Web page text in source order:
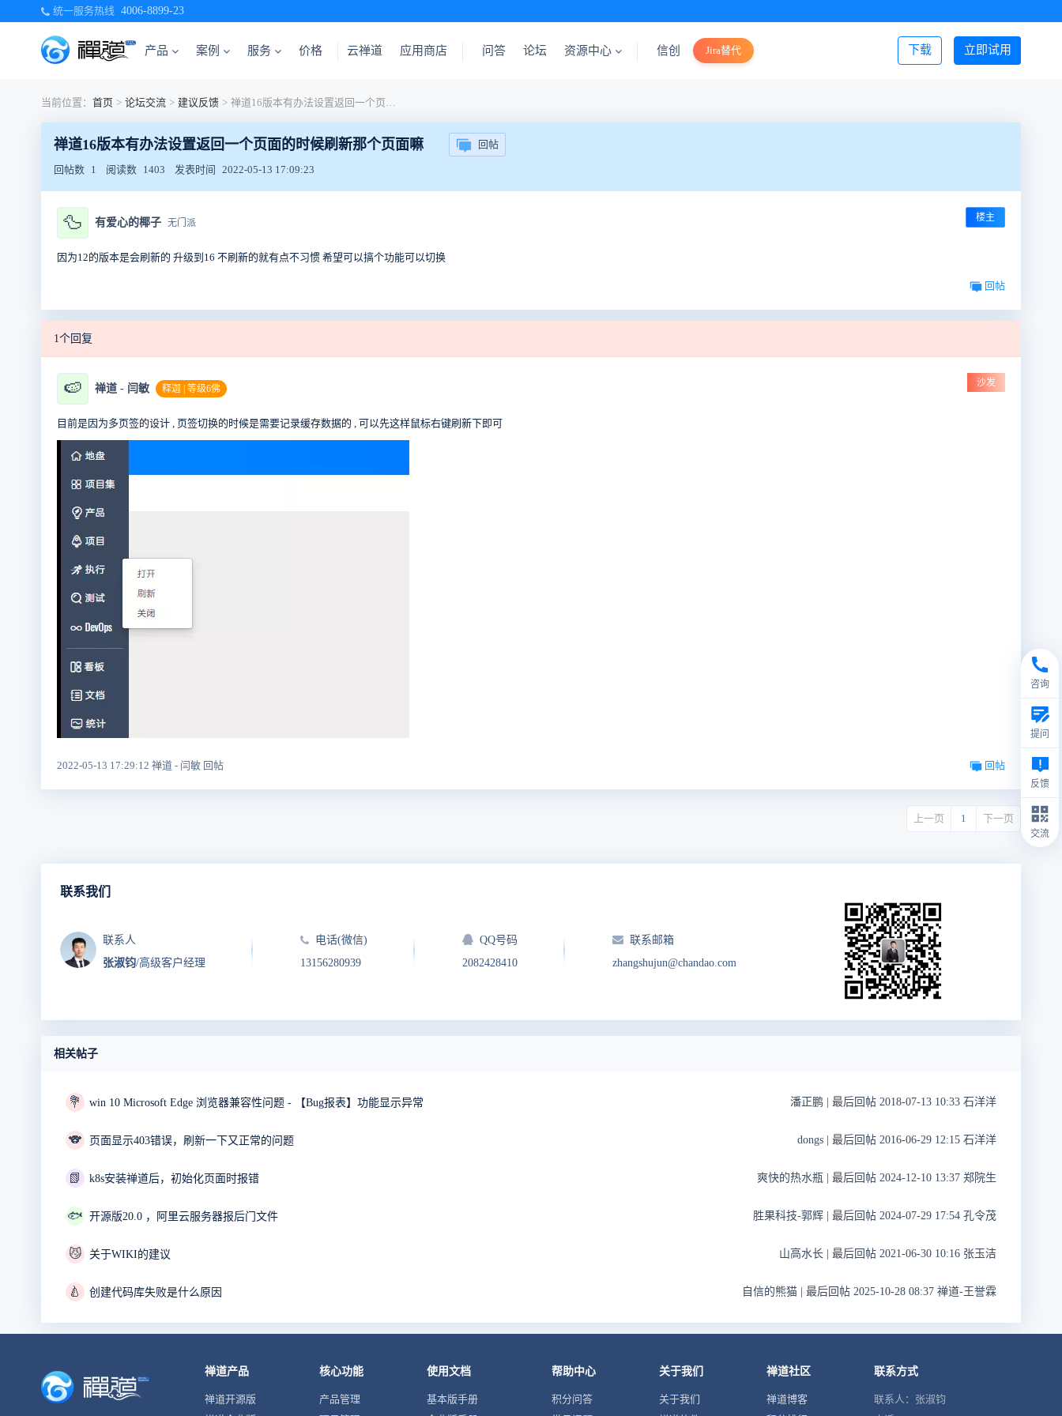
统一服务热线 4006-8899-23
产品 案例 服务 价格 立即试用
下载
云禅道 应用商店 问答 论坛 资源中心 信创 Jira替代 登录/注册
当前位置： 首页 > 论坛交流 > 建议反馈 > 禅道16版本有办法设置返回一个页面的时候刷新那个页面嘛
禅道16版本有办法设置返回一个页面的时候刷新那个页面嘛 回帖
回帖数 1 阅读数 1403 发表时间 2022-05-13 17:09:23
🦆 有爱心的椰子 无门派 楼主
因为12的版本是会刷新的 升级到16 不刷新的就有点不习惯 希望可以搞个功能可以切换
回帖
1个回复
🍉 禅道 - 闫敏 释迦 | 等级6佛
沙发
目前是因为多页签的设计 , 页签切换的时候是需要记录缓存数据的 , 可以先这样鼠标右键刷新下即可
2022-05-13 17:29:12 禅道 - 闫敏 回帖 回帖
上一页 1 下一页
联系我们
联系人
张淑钧/高级客户经理
电话(微信)
13156280939
QQ号码
2082428410
联系邮箱
zhangshujun@chandao.com
相关帖子
💐 win 10 Microsoft Edge 浏览器兼容性问题 - 【Bug报表】功能显示异常 潘正鹏 最后回帖 2018-07-13 10:33 石洋洋
🐨 页面显示403错误，刷新一下又正常的问题 dongs 最后回帖 2016-06-29 12:15 石洋洋
📗 k8s安装禅道后，初始化页面时报错 爽快的热水瓶 最后回帖 2024-12-10 13:37 郑院生
🐟 开源版20.0 ，阿里云服务器报后门文件 胜果科技-郭辉 最后回帖 2024-07-29 17:54 孔令茂
😼 关于WIKI的建议 山高水长 最后回帖 2021-06-30 10:16 张玉洁
🍐 创建代码库失败是什么原因 自信的熊猫 最后回帖 2025-10-28 08:37 禅道-王誉霖
禅道产品
禅道开源版
核心功能
产品管理
使用文档
基本版手册
帮助中心
积分问答
关于我们
关于我们
禅道社区
禅道博客
联系方式
联系人：张淑钧
咨询
提问
反馈
交流